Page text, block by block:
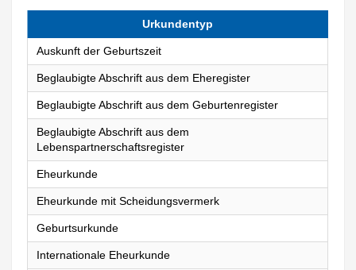
Urkundentyp
Auskunft der Geburtszeit
Beglaubigte Abschrift aus dem Eheregister
Beglaubigte Abschrift aus dem Geburtenregister
Beglaubigte Abschrift aus dem
Lebenspartnerschaftsregister
Eheurkunde
Eheurkunde mit Scheidungsvermerk
Geburtsurkunde
Internationale Eheurkunde